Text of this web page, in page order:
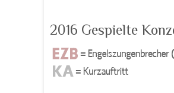
2016 Gespielte